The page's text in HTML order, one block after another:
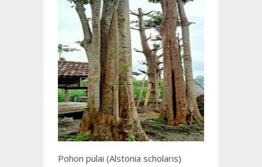
Pohon pulai (Alstonia scholaris)